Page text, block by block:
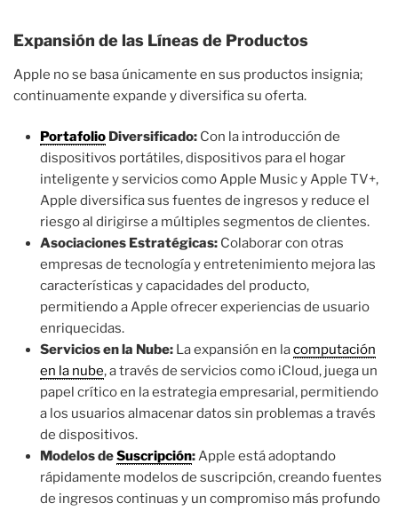
Expansión de las Líneas de Productos
Apple no se basa únicamente en sus productos insignia;
continuamente expande y diversifica su oferta.
Portafolio Diversificado: Con la introducción de
dispositivos portátiles, dispositivos para el hogar
inteligente y servicios como Apple Music y Apple TV+,
Apple diversifica sus fuentes de ingresos y reduce el
riesgo al dirigirse a múltiples segmentos de clientes.
Asociaciones Estratégicas: Colaborar con otras
empresas de tecnología y entretenimiento mejora las
características y capacidades del producto,
permitiendo a Apple ofrecer experiencias de usuario
enriquecidas.
Servicios en la Nube: La expansión en lacomputación
en la nube, a través de servicios como iCloud, juega un
papel crítico en la estrategia empresarial, permitiendo
a los usuarios almacenar datos sin problemas a través
de dispositivos.
Modelos deSuscripción:Apple está adoptando
rápidamente modelos de suscripción, creando fuentes
de ingresos continuas y un compromiso más profundo